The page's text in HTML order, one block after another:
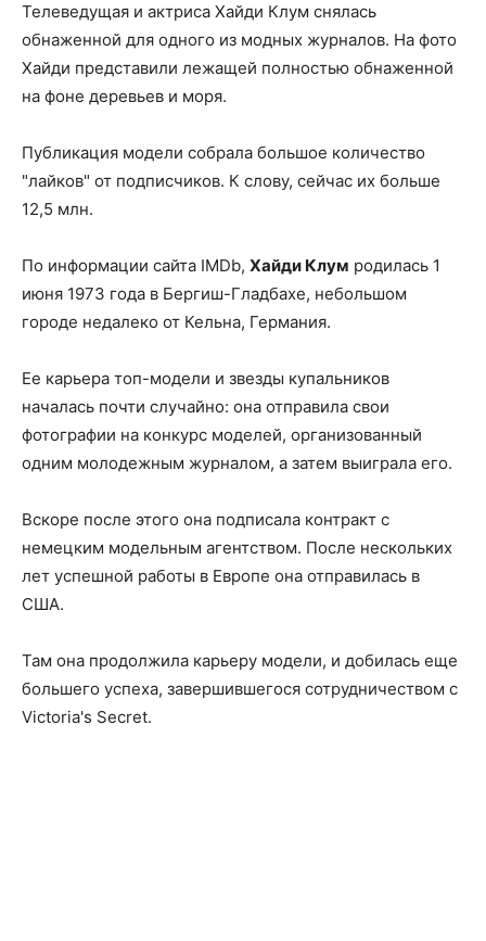
Телеведущая и актриса Хайди Клум снялась
обнаженной для одного из модных журналов. На фото
Хайди представили лежащей полностью обнаженной
на фоне деревьев и моря.
Публикация модели собрала большое количество
"лайков" от подписчиков. К слову, сейчас их больше
12,5 млн.
По информации сайта IMDb, Хайди Клум родилась 1
июня 1973 года в Бергиш-Гладбахе, небольшом
городе недалеко от Кельна, Германия.
Ее карьера топ-модели и звезды купальников
началась почти случайно: она отправила свои
фотографии на конкурс моделей, организованный
одним молодежным журналом, а затем выиграла его.
Вскоре после этого она подписала контракт с
немецким модельным агентством. После нескольких
лет успешной работы в Европе она отправилась в
США.
Там она продолжила карьеру модели, и добилась еще
большего успеха, завершившегося сотрудничеством с
Victoria's Secret.